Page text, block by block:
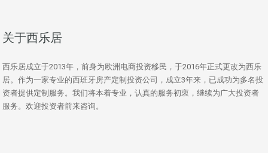
关于西乐居
西乐居成立于2013年，前身为欧洲电商投资移民，于2016年正式更改为西乐
居。作为一家专业的西班牙房产定制投资公司，成立3年来，已成功为多名投
资者提供定制服务。我们将本着专业，认真的服务初衷，继续为广大投资者
服务。欢迎投资者前来咨询。